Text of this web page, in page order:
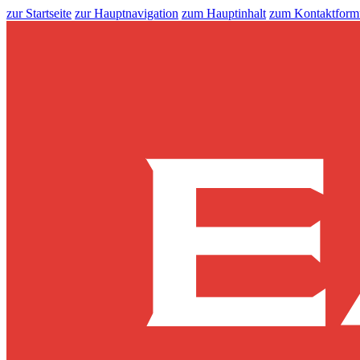
zur Startseite zur Hauptnavigation zum Hauptinhalt zum